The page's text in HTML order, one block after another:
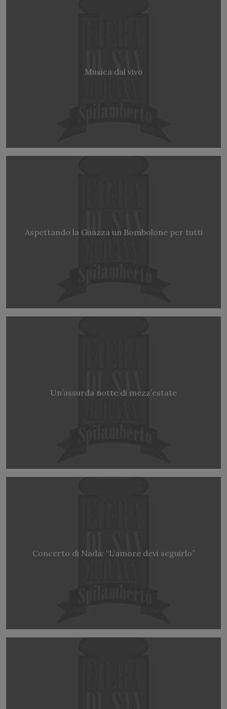
Musica dal vivo
Aspettando la Guazza un Bombolone per tutti
Un’assurda notte di mezz’estate
Concerto di Nada: “L’amore devi seguirlo”